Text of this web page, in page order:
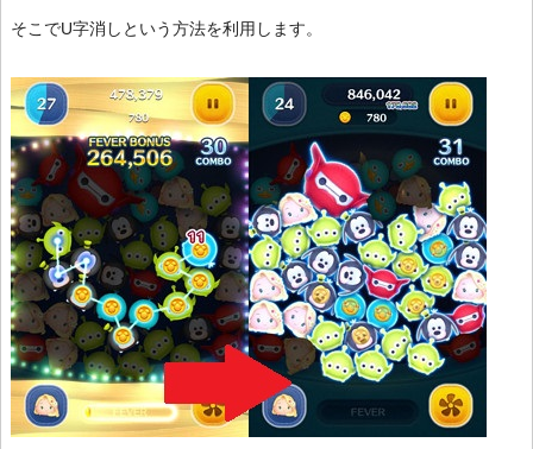
そこでU字消しという方法を利用します。